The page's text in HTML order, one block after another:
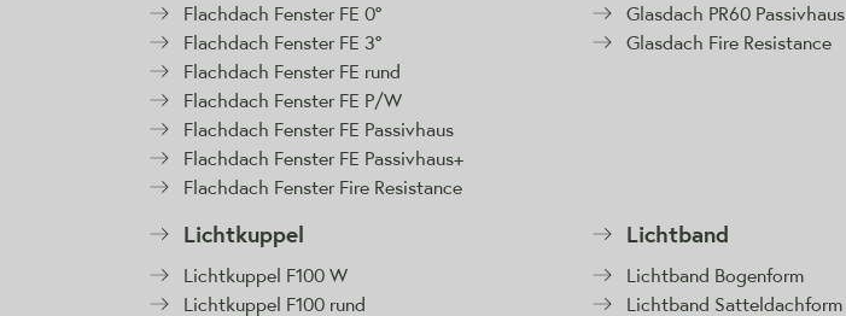
Flachdach Fenster FE 0°
Flachdach Fenster FE 3°
Flachdach Fenster FE rund
Flachdach Fenster FE P/W
Flachdach Fenster FE Passivhaus
Flachdach Fenster FE Passivhaus+
Flachdach Fenster Fire Resistance
Glasdach PR60 Passivhaus
Glasdach Fire Resistance
Lichtkuppel
Lichtkuppel F100 W
Lichtkuppel F100 rund
Lichtband
Lichtband Bogenform
Lichtband Satteldachform